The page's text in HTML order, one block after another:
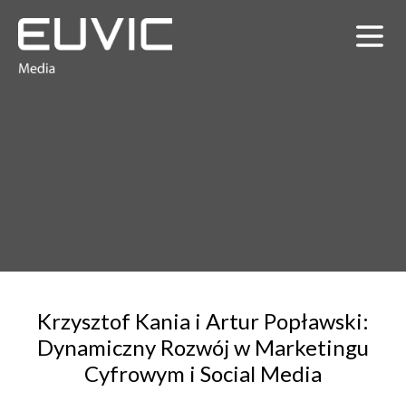
Krzysztof Kania i Artur Popławski:
Dynamiczny Rozwój w Marketingu
Cyfrowym i Social Media